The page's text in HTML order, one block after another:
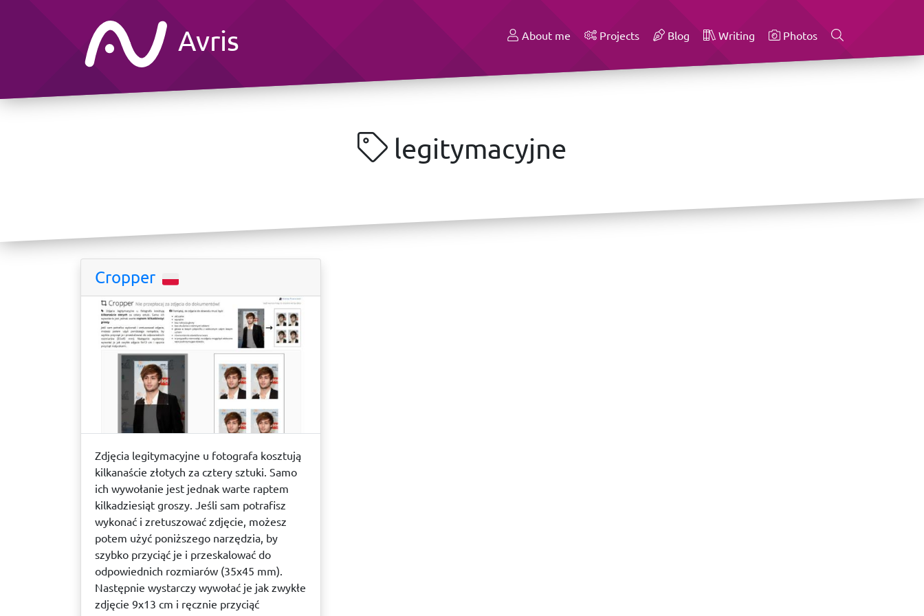
Avris About me Projects Blog Writing Photos
legitymacyjne
Cropper
Zdjęcia legitymacyjne u fotografa kosztują
kilkanaście złotych za cztery sztuki. Samo
ich wywołanie jest jednak warte raptem
kilkadziesiąt groszy. Jeśli sam potrafisz
wykonać i zretuszować zdjęcie, możesz
potem użyć poniższego narzędzia, by
szybko przyciąć je i przeskalować do
odpowiednich rozmiarów (35x45 mm).
Następnie wystarczy wywołać je jak zwykłe
zdjęcie 9x13 cm i ręcznie przyciąć